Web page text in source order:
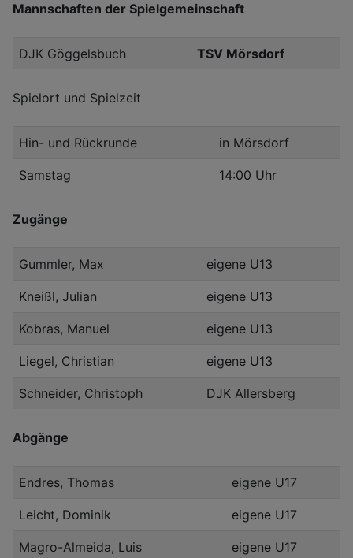
Mannschaften der Spielgemeinschaft
DJK Göggelsbuch TSV Mörsdorf
Spielort und Spielzeit
Hin- und Rückrunde in Mörsdorf
Samstag 14:00 Uhr
Zugänge
Gummler, Max eigene U13
Kneißl, Julian eigene U13
Kobras, Manuel eigene U13
Liegel, Christian eigene U13
Schneider, Christoph DJK Allersberg
Abgänge
Endres, Thomas eigene U17
Leicht, Dominik eigene U17
Magro-Almeida, Luis eigene U17